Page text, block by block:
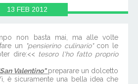
13 FEB 2012
non basta mai, ma alle volte
un
"pensierino culinario"con le
dire:<< tesoro l'ho fatto proprio
San Valentino"preparare un dolcetto
è sicuramente una bella idea che